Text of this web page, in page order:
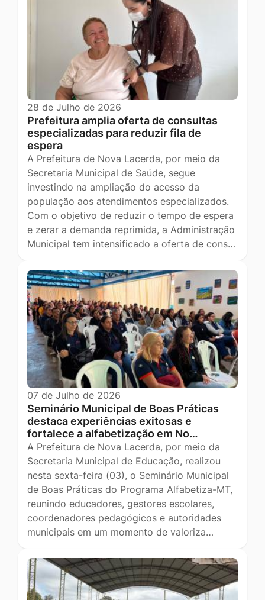
28 de Julho de 2026
Prefeitura amplia oferta de consultas
especializadas para reduzir fila de
espera
A Prefeitura de Nova Lacerda, por meio da
Secretaria Municipal de Saúde, segue
investindo na ampliação do acesso da
população aos atendimentos especializados.
Com o objetivo de reduzir o tempo de espera
e zerar a demanda reprimida, a Administração
Municipal tem intensificado a oferta de cons…
07 de Julho de 2026
Seminário Municipal de Boas Práticas
destaca experiências exitosas e
fortalece a alfabetização em No…
A Prefeitura de Nova Lacerda, por meio da
Secretaria Municipal de Educação, realizou
nesta sexta-feira (03), o Seminário Municipal
de Boas Práticas do Programa Alfabetiza-MT,
reunindo educadores, gestores escolares,
coordenadores pedagógicos e autoridades
municipais em um momento de valoriza…